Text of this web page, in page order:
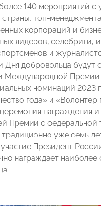
140 мероприятий с
страны, топ-менеджмента
корпораций и
лидеров, селебрити,
и
Дня добровольца будут
Международной
номинаций 2023
года» и «Волонтер
награждения и
Премии с федеральной
уже семь
Президент
награждает наиболее